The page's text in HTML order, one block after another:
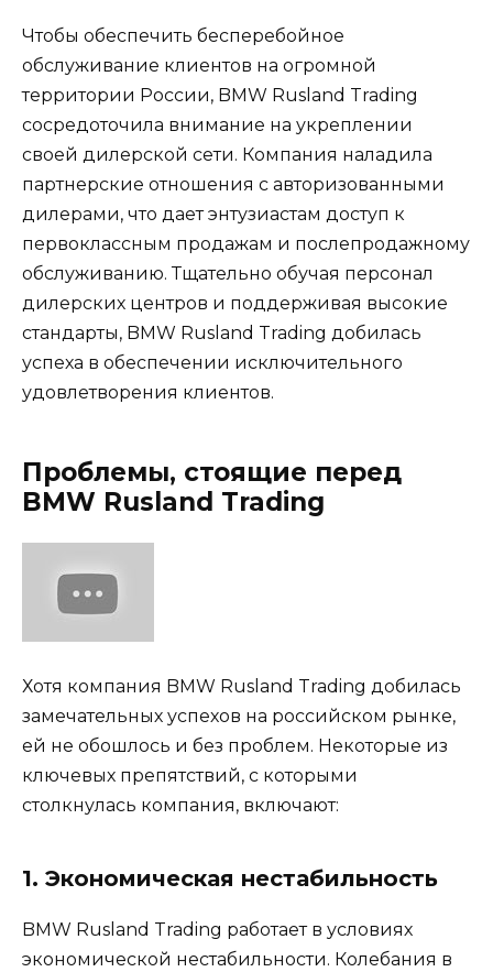
Чтобы обеспечить бесперебойное
обслуживание клиентов на огромной
территории России, BMW Rusland Trading
сосредоточила внимание на укреплении
своей дилерской сети. Компания наладила
партнерские отношения с авторизованными
дилерами, что дает энтузиастам доступ к
первоклассным продажам и послепродажному
обслуживанию. Тщательно обучая персонал
дилерских центров и поддерживая высокие
стандарты, BMW Rusland Trading добилась
успеха в обеспечении исключительного
удовлетворения клиентов.
Проблемы, стоящие перед
BMW Rusland Trading
Хотя компания BMW Rusland Trading добилась
замечательных успехов на российском рынке,
ей не обошлось и без проблем. Некоторые из
ключевых препятствий, с которыми
столкнулась компания, включают:
1. Экономическая нестабильность
BMW Rusland Trading работает в условиях
экономической нестабильности. Колебания в